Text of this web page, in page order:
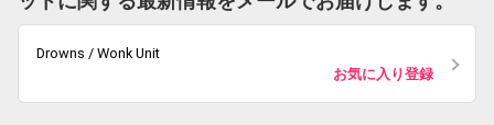
Drowns / Wonk Unit
お気に入り登録